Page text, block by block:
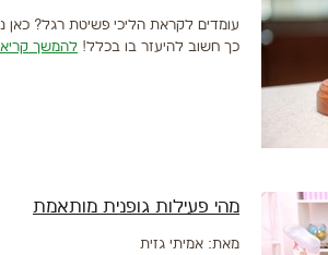
עומדים לקראת הליכי פשיטת רגל? כאן
כך חשוב להיעזר בו בכלל! להמשך
מהי פעילות גופנית מותאמת
מאת: אמיתי גזית